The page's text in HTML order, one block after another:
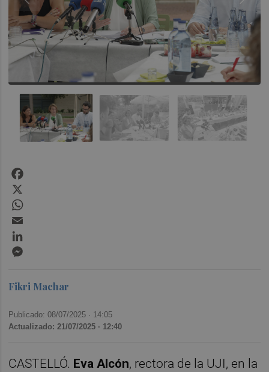
Fikri Machar
Publicado: 08/07/2025 · 14:05
Actualizado: 21/07/2025 · 12:40
CASTELLÓ. Eva Alcón, rectora de la UJI, en la